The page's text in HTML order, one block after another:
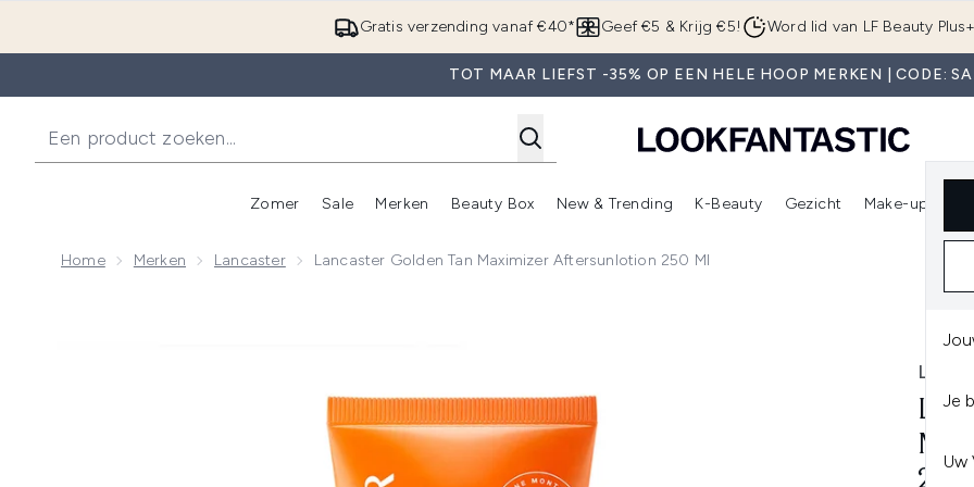
Overslaan naar de hoofdinhoud
Gratis verzending vanaf €40* Geef €5 & Krijg €5! Word lid van LF Beauty Plus+
TOT MAAR LIEFST -35% OP EEN HELE HOOP MERKEN | CODE:
Je
Uw
Zomer
Enter submenu (Zomer)
Sale
Enter submenu (Sale)
Merken
Enter submenu (Merken)
Beauty Box
Enter submenu (Beauty Box)
New & Trending
Enter submenu (New & Trending)
K-Beauty
Enter submenu (K-Beauty)
Gezicht Make-up
Home Merken Lancaster Lancaster Golden Tan Maximizer Aftersunlotion 250 Ml
250